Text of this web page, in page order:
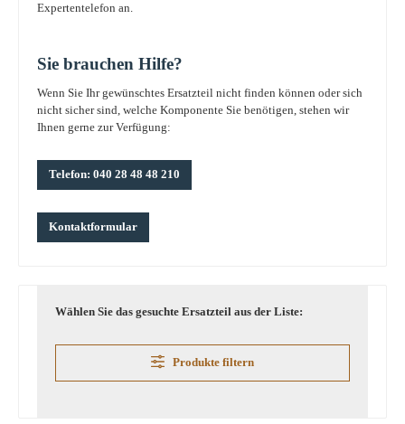
Expertentelefon an.
Sie brauchen Hilfe?
Wenn Sie Ihr gewünschtes Ersatzteil nicht finden können oder sich
nicht sicher sind, welche Komponente Sie benötigen, stehen wir
Ihnen gerne zur Verfügung:
Telefon: 040 28 48 48 210
Kontaktformular
Wählen Sie das gesuchte Ersatzteil aus der Liste:
Produkte filtern